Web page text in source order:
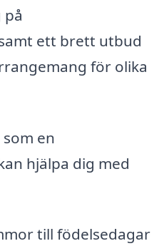
på
ett brett utbud
för olika
en
hjälpa dig med
till födelsedagar